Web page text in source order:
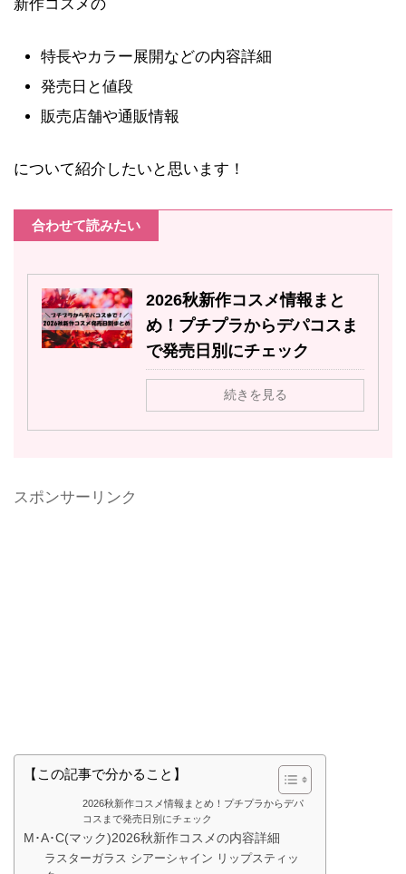
新作コスメの
特長やカラー展開などの内容詳細
発売日と値段
販売店舗や通販情報
について紹介したいと思います！
合わせて読みたい
2026秋新作コスメ情報まと
め！プチプラからデパコスま
で発売日別にチェック
続きを見る
スポンサーリンク
【この記事で分かること】
2026秋新作コスメ情報まとめ！プチプラからデパ
コスまで発売日別にチェック
M･A･C(マック)2026秋新作コスメの内容詳細
ラスターガラス シアーシャイン リップスティッ